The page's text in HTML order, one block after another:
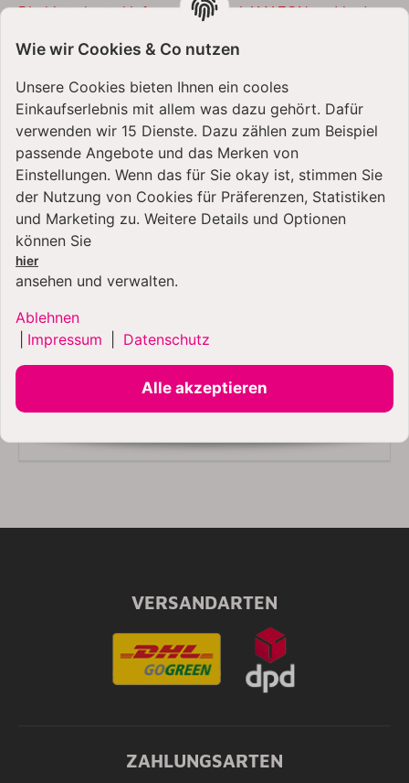
Die hinterlegte Lieferanschrift bei AMAZON und in der
Apple Pay
Bei dieser Bezahlmöglichkeit wirst du während dem
Bestellabschluss zu Apple Pay weitergeleitet. Du
benötigst hierfür ein Apple-Gerät sowie eine
hinterlegte Zahlungsmethode in dem Apple Wallet.
Bei APPLE PAY sind nachträgliche Änderungen an der
LieferanschriftNICHTmöglich!
der Bestellung angegebene Adresse müssen identisch
sein – bitte beachten!
VERSANDARTEN
ZAHLUNGSARTEN
Wie wir Cookies & Co nutzen
Unsere Cookies bieten Ihnen ein cooles
Einkaufserlebnis mit allem was dazu gehört. Dafür
verwenden wir 15 Dienste. Dazu zählen zum Beispiel
passende Angebote und das Merken von
Einstellungen. Wenn das für Sie okay ist, stimmen Sie
der Nutzung von Cookies für Präferenzen, Statistiken
und Marketing zu. Weitere Details und Optionen
können Sie
hier
ansehen und verwalten.
Ablehnen
Impressum Datenschutz
Alle akzeptieren